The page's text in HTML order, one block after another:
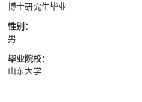
博士研究生毕业
性别：
男
毕业院校：
山东大学